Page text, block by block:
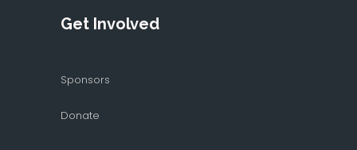
Get Involved
Sponsors
Donate